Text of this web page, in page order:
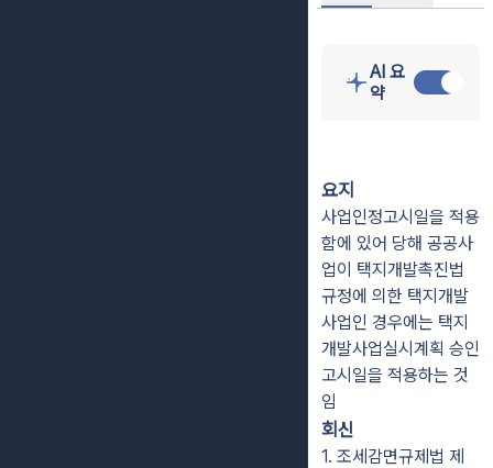
AI 요
약
요지
사업인정고시일을 적용
함에 있어 당해 공공사
업이 택지개발촉진법
규정에 의한 택지개발
사업인 경우에는 택지
개발사업실시계획 승인
고시일을 적용하는 것
임
회신
1. 조세감면규제법 제